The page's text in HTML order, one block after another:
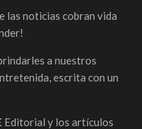
las noticias cobran vida
a nuestros
escrita con un
Editorial y los artículos